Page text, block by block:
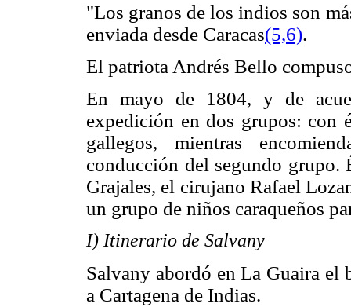
"Los granos de los indios son
enviada desde Caracas(5,6).
El patriota Andrés Bello
En mayo de 1804, y de
expedición en dos grupos: con
gallegos, mientras
conducción del segundo grupo.
Grajales, el cirujano Rafael
un grupo de niños caraqueños
I) Itinerario de Salvany
Salvany abordó en La Guaira
a Cartagena de Indias.